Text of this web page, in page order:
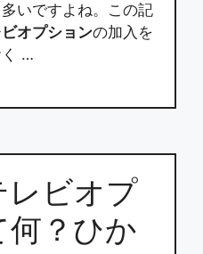
いですよね。この記
オプションの加入を
く …
レビオプ
何？ひか